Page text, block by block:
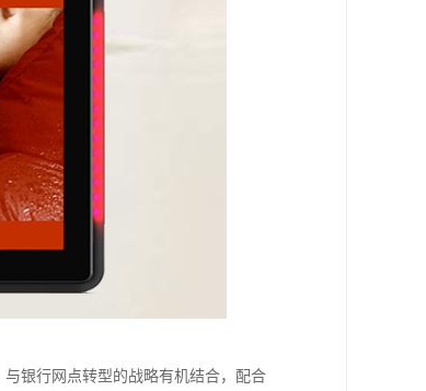
银行网点转型的战略有机结合，配合